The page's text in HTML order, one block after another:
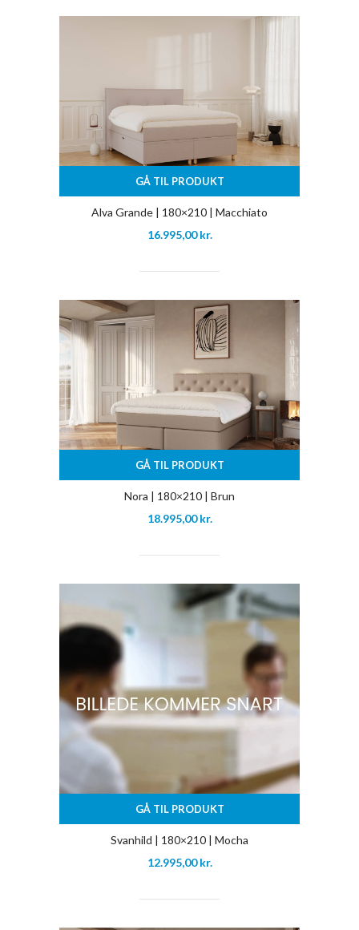
GÅ TIL PRODUKT
Alva Grande | 180×210 | Macchiato
16.995,00kr.
GÅ TIL PRODUKT
Nora | 180×210 | Brun
18.995,00kr.
GÅ TIL PRODUKT
Svanhild | 180×210 | Mocha
12.995,00kr.